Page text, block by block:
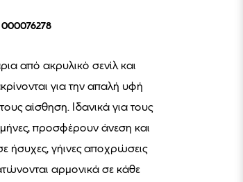
000076278
από ακρυλικό σενίλ και
για την απαλή υφή
αίσθηση. Ιδανικά για τους
μήνες, προσφέρουν άνεση και
ήσυχες, γήινες αποχρώσεις
αρμονικά σε κάθε